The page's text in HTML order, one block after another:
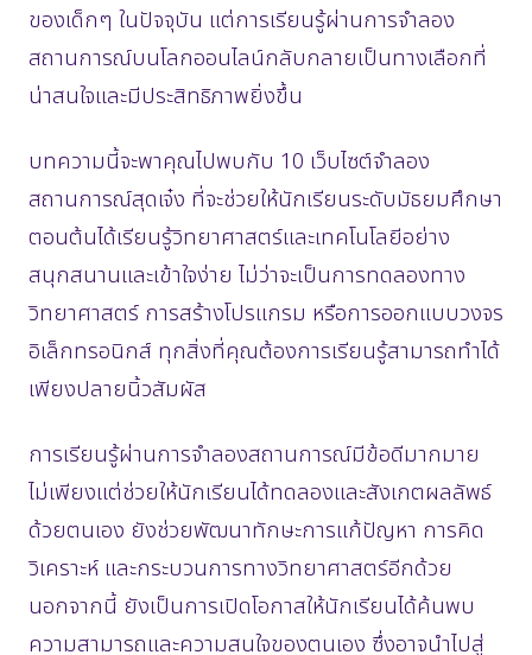
ของเด็กๆ ในปัจจุบัน แต่การเรียนรู้ผ่านการจำลอง
สถานการณ์บนโลกออนไลน์กลับกลายเป็นทางเลือกที่
น่าสนใจและมีประสิทธิภาพยิ่งขึ้น
บทความนี้จะพาคุณไปพบกับ 10 เว็บไซต์จำลอง
สถานการณ์สุดเจ๋ง ที่จะช่วยให้นักเรียนระดับมัธยมศึกษา
ตอนต้นได้เรียนรู้วิทยาศาสตร์และเทคโนโลยีอย่าง
สนุกสนานและเข้าใจง่าย ไม่ว่าจะเป็นการทดลองทาง
วิทยาศาสตร์ การสร้างโปรแกรม หรือการออกแบบวงจร
อิเล็กทรอนิกส์ ทุกสิ่งที่คุณต้องการเรียนรู้สามารถทำได้
เพียงปลายนิ้วสัมผัส
การเรียนรู้ผ่านการจำลองสถานการณ์มีข้อดีมากมาย
ไม่เพียงแต่ช่วยให้นักเรียนได้ทดลองและสังเกตผลลัพธ์
ด้วยตนเอง ยังช่วยพัฒนาทักษะการแก้ปัญหา การคิด
วิเคราะห์ และกระบวนการทางวิทยาศาสตร์อีกด้วย
นอกจากนี้ ยังเป็นการเปิดโอกาสให้นักเรียนได้ค้นพบ
ความสามารถและความสนใจของตนเอง ซึ่งอาจนำไปสู่